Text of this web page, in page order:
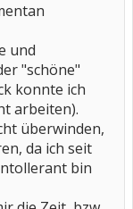
und
"schöne"
konnte ich
arbeiten).
überwinden,
da ich seit
bin